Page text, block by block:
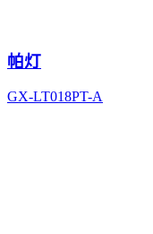
帕灯
GX-LT018PT-A